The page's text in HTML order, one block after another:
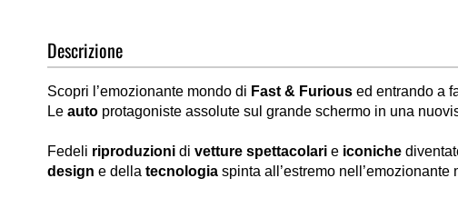
galleria
di
immagini
Descrizione
Scopri l’emozionante mondo di Fast & Furious ed entrando a
Le auto protagoniste assolute sul grande schermo in una
Fedeli riproduzioni di vetture spettacolari e iconiche
design e della tecnologia spinta all’estremo nell’emozionante